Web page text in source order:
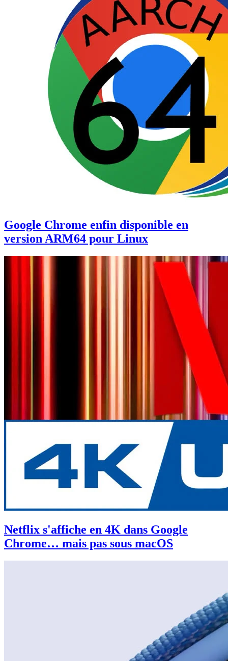
Google Chrome enfin disponible en
version ARM64 pour Linux
Netflix s'affiche en 4K dans Google
Chrome… mais pas sous macOS